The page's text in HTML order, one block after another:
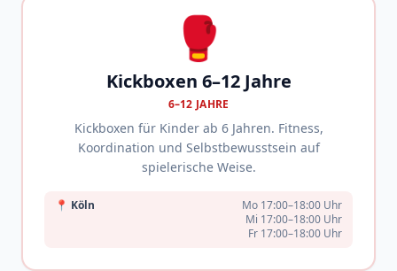
🥊
Kickboxen 6–12 Jahre
6–12 JAHRE
Kickboxen für Kinder ab 6 Jahren. Fitness,
Koordination und Selbstbewusstsein auf
spielerische Weise.
📍 Köln
Mo 17:00–18:00 Uhr
Mi 17:00–18:00 Uhr
Fr 17:00–18:00 Uhr